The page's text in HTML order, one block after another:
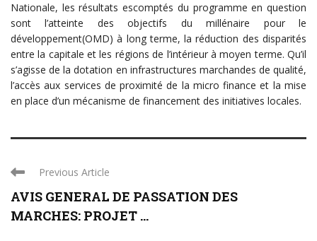
Nationale, les résultats escomptés du programme en question
sont l’atteinte des objectifs du millénaire pour le
développement(OMD) à long terme, la réduction des disparités
entre la capitale et les régions de l’intérieur à moyen terme. Qu’il
s’agisse de la dotation en infrastructures marchandes de qualité,
l’accès aux services de proximité de la micro finance et la mise
en place d’un mécanisme de financement des initiatives locales.
Previous Article
AVIS GENERAL DE PASSATION DES
MARCHES: PROJET ...